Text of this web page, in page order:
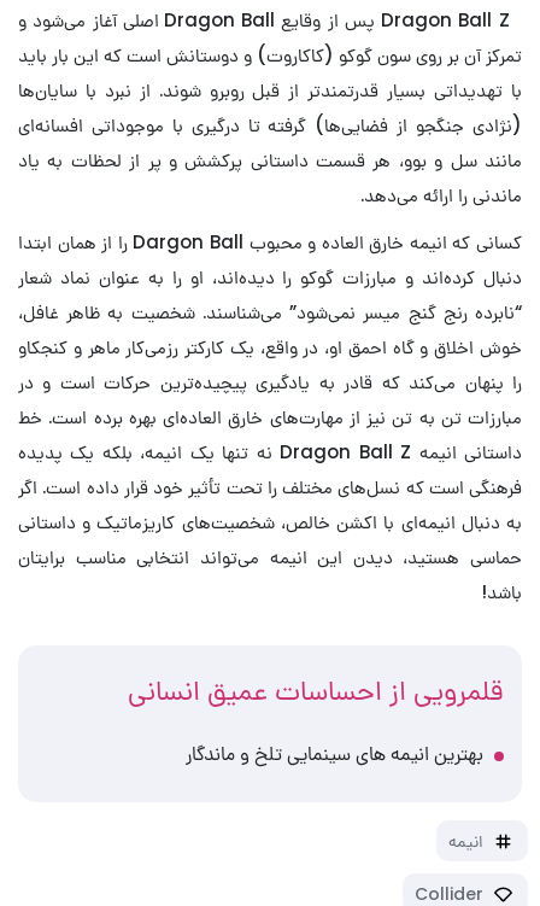
Dragon Ball Z پس از وقایع Dragon Ball اصلی آغاز می‌شود و
تمرکز آن بر روی سون گوکو (کاکاروت) و دوستانش است که این بار باید
با تهدیداتی بسیار قدرتمندتر از قبل روبرو شوند. از نبرد با سایان‌ها
(نژادی جنگجو از فضایی‌ها) گرفته تا درگیری با موجوداتی افسانه‌ای
مانند سل و بوو، هر قسمت داستانی پرکشش و پر از لحظات به یاد
ماندنی را ارائه می‌دهد.
کسانی که انیمه خارق العاده و محبوب Dargon Ball را از همان ابتدا
دنبال کرده‌اند و مبارزات گوکو را دیده‌اند، او را به عنوان نماد شعار
“نابرده رنج گنج میسر نمی‌شود” می‌شناسند. شخصیت به ظاهر غافل،
خوش اخلاق و گاه احمق او، در واقع، یک کارکتر رزمی‌کار ماهر و کنجکاو
را پنهان می‌کند که قادر به یادگیری پیچیده‌ترین حرکات است و در
مبارزات تن به تن نیز از مهارت‌های خارق العاده‌ای بهره برده است. خط
داستانی انیمه Dragon Ball Z نه تنها یک انیمه، بلکه یک پدیده
فرهنگی است که نسل‌های مختلف را تحت تأثیر خود قرار داده است. اگر
به دنبال انیمه‌ای با اکشن خالص، شخصیت‌های کاریزماتیک و داستانی
حماسی هستید، دیدن این انیمه می‌تواند انتخابی مناسب برایتان
باشد!
قلمرویی از احساسات عمیق انسانی
بهترین انیمه های سینمایی تلخ و ماندگار
انیمه
Collider